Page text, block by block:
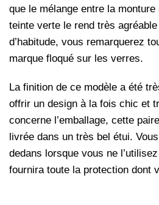
que le mélange entre la
teinte verte le rend très
d’habitude, vous remarquerez
marque floqué sur les verres.
La finition de ce modèle a été
offrir un design à la fois chic et
concerne l’emballage, cette
livrée dans un très bel étui.
dedans lorsque vous ne
fournira toute la protection dont